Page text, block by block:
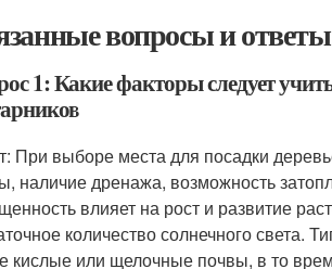
вопросы и
1: Какие факторы следует
При выборе места для посадки
наличие дренажа, возможность
влияет на рост и развитие
количество солнечного света.
кислые или щелочные почвы, в то